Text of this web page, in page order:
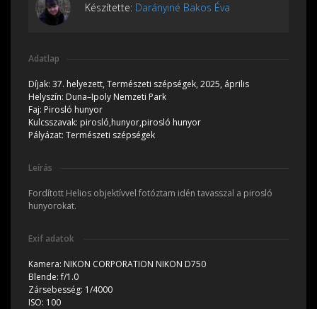
Készítette: Darányiné Bakos Éva
Adatlap
Díjak: 37. helyezett, Természeti szépségek, 2025, április
Helyszín: Duna–Ipoly Nemzeti Park
Faj: Pirosló hunyor
Kulcsszavak: pirosló,hunyor,pirosló hunyor
Pályázat: Természeti szépségek
Leírás
Fordított Helios objektívvel fotóztam idén tavasszal a pirosló
hunyorokat.
Exif adatok
Kamera: NIKON CORPORATION NIKON D750
Blende:f/1.0
Zársebesség: 1/4000
ISO: 100